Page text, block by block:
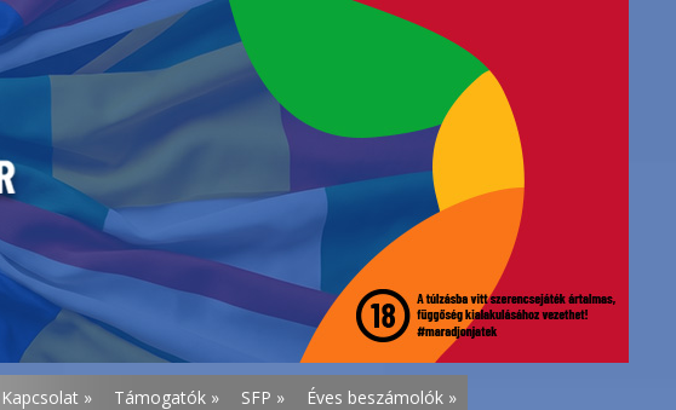
Kapcsolat » Támogatók » SFP » Éves beszámolók »